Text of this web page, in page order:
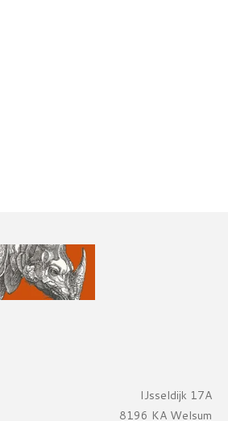
IJsseldijk 17A
8196 KA Welsum